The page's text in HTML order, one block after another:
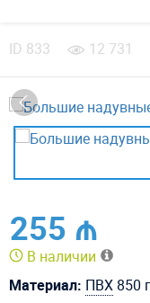
ID 833 12 731
255 ₼
В наличии
Материал: ПВХ 850